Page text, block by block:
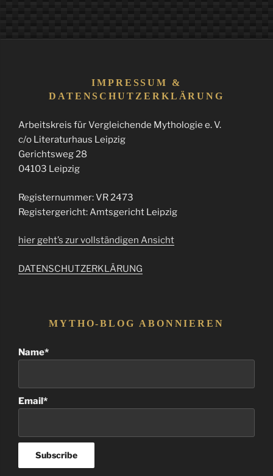
IMPRESSUM &
DATENSCHUTZERKLÄRUNG
Arbeitskreis für Vergleichende Mythologie e. V.
c/o Literaturhaus Leipzig
Gerichtsweg 28
04103 Leipzig
Registernummer: VR 2473
Registergericht: Amtsgericht Leipzig
hier geht’s zur vollständigen Ansicht
DATENSCHUTZERKLÄRUNG
MYTHO-BLOG ABONNIEREN
Name*
Email*